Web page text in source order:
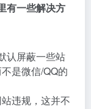
有一些解决方
认屏蔽一些站
是微信/QQ的
违规，这并不